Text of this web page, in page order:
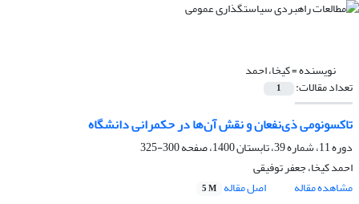
نویسنده =کیخا، احمد
تعداد مقالات: 1
تاکسونومی ذی‌نفعان و نقش آن‌ها در حکمرانی دانشگاه
دوره 11، شماره 39، تابستان 1400، صفحه
300-325
احمد کیخا، جعفر توفیقی
مشاهده مقاله
اصل مقاله 5 M